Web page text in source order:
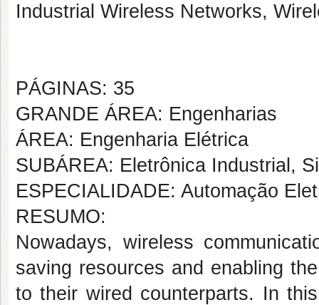
Industrial Wireless Networks,
PÁGINAS: 35
GRANDE ÁREA: Engenharias
ÁREA: Engenharia Elétrica
SUBÁREA: Eletrônica Industrial,
ESPECIALIDADE: Automação
RESUMO:
Nowadays, wireless
saving resources and enabling
to their wired counterparts. In